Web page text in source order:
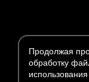
Продолжая
обработку